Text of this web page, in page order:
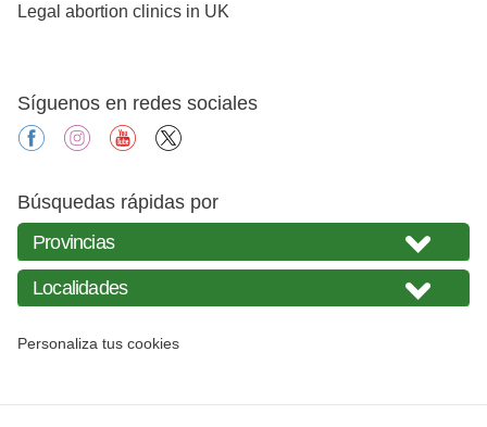
Legal abortion clinics in UK
Síguenos en redes sociales
facebookinstagramyoutube
Búsquedas rápidas por
Personaliza tus cookies